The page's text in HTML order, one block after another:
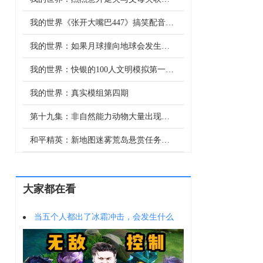
我的世界《张开大嘴巴447》搞笑配音：让我们一起张开大嘴巴！
我的世界：如果月球撞向地球会发生什么，地球会毁灭吗？
我的世界：快银的100人文明模拟第一季，眼睛和弑星者初登场
我的世界：真实模组第四期
第十九集：非自然能力动物大量出现，男人担心这些能力有着强大的存在会威胁到男人。
和平精英：新地图迷雾荒岛悬赏任务，雾天这么难玩，还能不能挑战300万赚呢？
大家都在看
当五个人都出了冰霜冲击，会发生什么